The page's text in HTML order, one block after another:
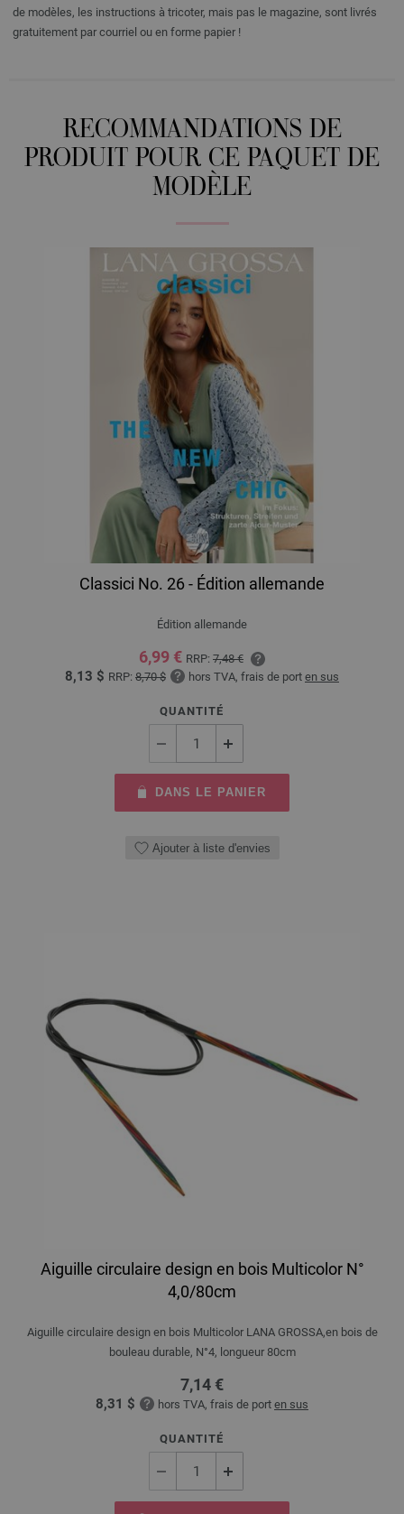
de modèles, les instructions à tricoter, mais pas le magazine, sont livrés
gratuitement par courriel ou en forme papier !
RECOMMANDATIONS DE
PRODUIT POUR CE PAQUET DE
MODÈLE
Classici No. 26 - Édition allemande
Édition allemande
6,99 € RRP: 7,48 €
8,13 $ RRP: 8,70 $ hors TVA, frais de port en sus
QUANTITÉ
DANS LE PANIER
Ajouter à liste d'envies
Aiguille circulaire design en bois Multicolor N°
4,0/80cm
Aiguille circulaire design en bois Multicolor LANA GROSSA,en bois de
bouleau durable, N°4, longueur 80cm
7,14 €
8,31 $ hors TVA, frais de port en sus
QUANTITÉ